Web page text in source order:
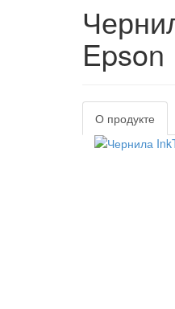
Epson
О продукте